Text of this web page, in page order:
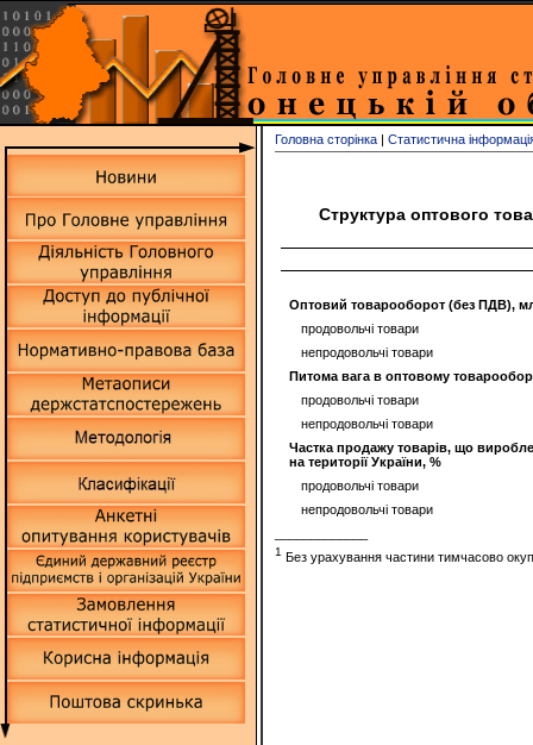
Головна сторінка | Статистична
Структура оптового
Оптовий товарооборот (без ПДВ),
продовольчі товари
непродовольчі товари
Питома вага в оптовому
продовольчі товари
непродовольчі товари
Частка продажу товарів, що
на території України, %
продовольчі товари
непродовольчі товари
1 Без урахування частини тимчасово